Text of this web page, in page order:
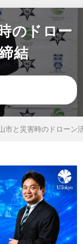
のドロー
結
市と災害時のドローン